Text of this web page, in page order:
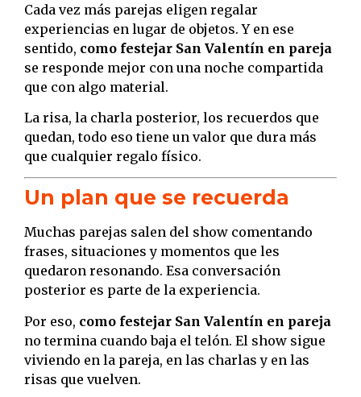
Cada vez más parejas eligen regalar
experiencias en lugar de objetos. Y en ese
sentido, como festejar San Valentín en pareja
se responde mejor con una noche compartida
que con algo material.
La risa, la charla posterior, los recuerdos que
quedan, todo eso tiene un valor que dura más
que cualquier regalo físico.
Un plan que se recuerda
Muchas parejas salen del show comentando
frases, situaciones y momentos que les
quedaron resonando. Esa conversación
posterior es parte de la experiencia.
Por eso, como festejar San Valentín en pareja
no termina cuando baja el telón. El show sigue
viviendo en la pareja, en las charlas y en las
risas que vuelven.